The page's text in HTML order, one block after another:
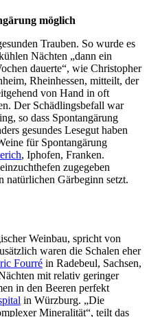
möglich
Trauben. So wurde es
Nächten „dann ein
dauerte“, wie Christopher
Rheinhessen, mitteilt, der
von Hand in oft
Der Schädlingsbefall war
so dass Spontangärung
gesundes Lesegut haben
für Spontangärung
, Iphofen, Franken.
zugegeben
natürlichen Gärbeginn setzt.
Weinbau, spricht von
waren die Schalen eher
Fourré in Radebeul, Sachsen,
mit relativ geringer
in den Beeren perfekt
in Würzburg. „Die
Mineralität“, teilt das